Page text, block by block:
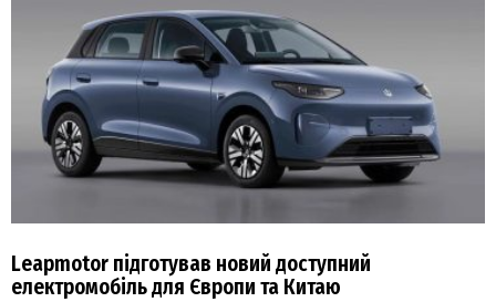
Leapmotor підготував новий доступний
електромобіль для Європи та Китаю